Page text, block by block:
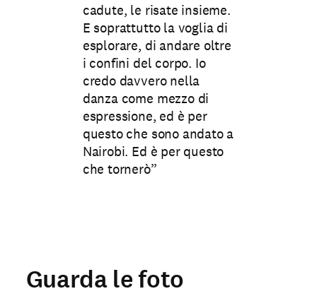
cadute, le risate insieme.
E soprattutto la voglia di
esplorare, di andare oltre
i confini del corpo. Io
credo davvero nella
danza come mezzo di
espressione, ed è per
questo che sono andato a
Nairobi. Ed è per questo
che tornerò”
Guarda le foto